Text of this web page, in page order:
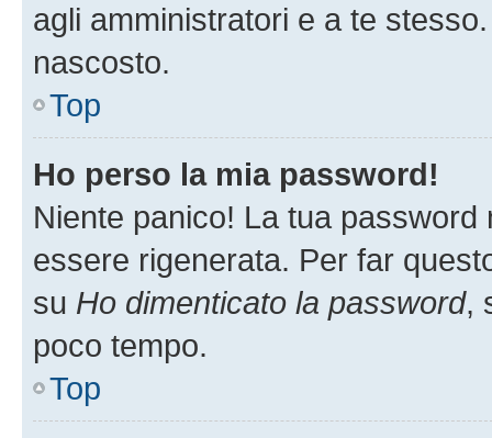
agli amministratori e a te
nascosto.
Top
Ho perso la mia password!
Niente panico! La tua
essere rigenerata. Per far
su Ho dimenticato la password,
poco tempo.
Top